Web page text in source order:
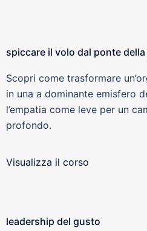
spiccare il volo dal ponte
Scopri come trasformare
in una a dominante emisfero
l’empatia come leve per un
profondo.
Visualizza il corso
leadership del gusto